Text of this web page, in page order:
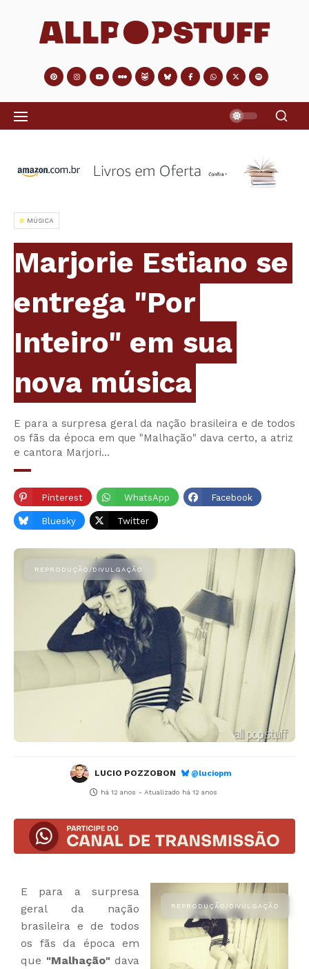
MÚSICA
Marjorie Estiano se
entrega "Por
Inteiro" em sua
nova música
E para a surpresa geral da nação brasileira e de todos
os fãs da época em que "Malhação" dava certo, a atriz
e cantora Marjori…
Pinterest WhatsApp Facebook
Bluesky Twitter
LUCIO POZZOBON @luciopm
há 12 anos - Atualizado há 12 anos
E para a surpresa
geral da nação
brasileira e de todos
os fãs da época em
que "Malhação"dava